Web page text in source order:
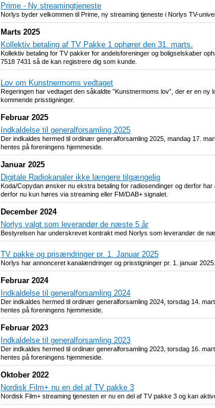
Prime - Ny streamingtjeneste
Norlys byder velkommen til Prime, ny streaming tjeneste i Norlys TV-
Marts 2025
Kollektiv betaling af TV Pakke 1 ophører den 31. marts.
Kollektiv betaling for TV pakker for andelsforeninger og boligselskaber
7518 7431 så de kan registrere dig som kunde.
Lov om Kunstnermoms vedtaget
Regeringen har vedtaget den såkaldte ”Kunstnermoms lov”, der er en
kommende prisstigninger.
Februar 2025
Indkaldelse til generalforsamling 2025
Der indkaldes hermed til ordinær generalforsamling 2025, mandag 17.
hentes på foreningens hjemmeside.
Januar 2025
Digitale Radiokanaler ikke længere tilgængelig
Koda/Copydan ønsker nu ekstra betaling for radiosendinger og derfor
derfor nu kun høres via streaming eller FM/DAB+ signalet.
December 2024
Norlys valgt som leverandør de næste 5 år
Bestyrelsen har underskrevet kontrakt med Norlys som leverandør de
TV pakke og prisændringer pr. 1. Januar 2025
Norlys har annonceret kanalændringer og prisstigninger pr. 1. januar 2025.
Februar 2024
Indkaldelse til generalforsamling 2024
Der indkaldes hermed til ordinær generalforsamling 2024, torsdag 14.
hentes på foreningens hjemmeside.
Februar 2023
Indkaldelse til generalforsamling 2023
Der indkaldes hermed til ordinær generalforsamling 2023, torsdag 16.
hentes på foreningens hjemmeside.
Oktober 2022
Nordisk Film+ nu en del af TV pakke 3
Nordisk Film+ streaming tjenesten er nu en del af TV pakke 3 og kan